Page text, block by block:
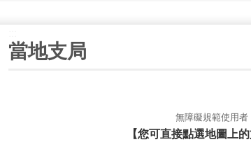
當地支局
無障礙規範使用
【您可直接點選地圖上